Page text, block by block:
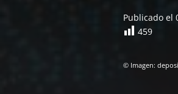
Publicado el
459
© Imagen: